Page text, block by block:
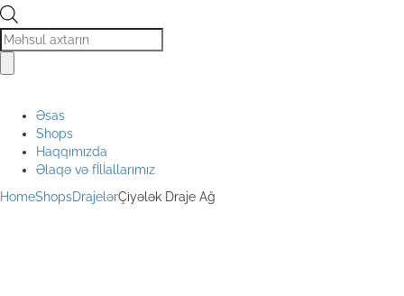
Products
search
Əsas
Shops
Haqqımızda
Əlaqə və fİlİallarımız
HomeShopsDrajelərÇiyələk Draje Ağ